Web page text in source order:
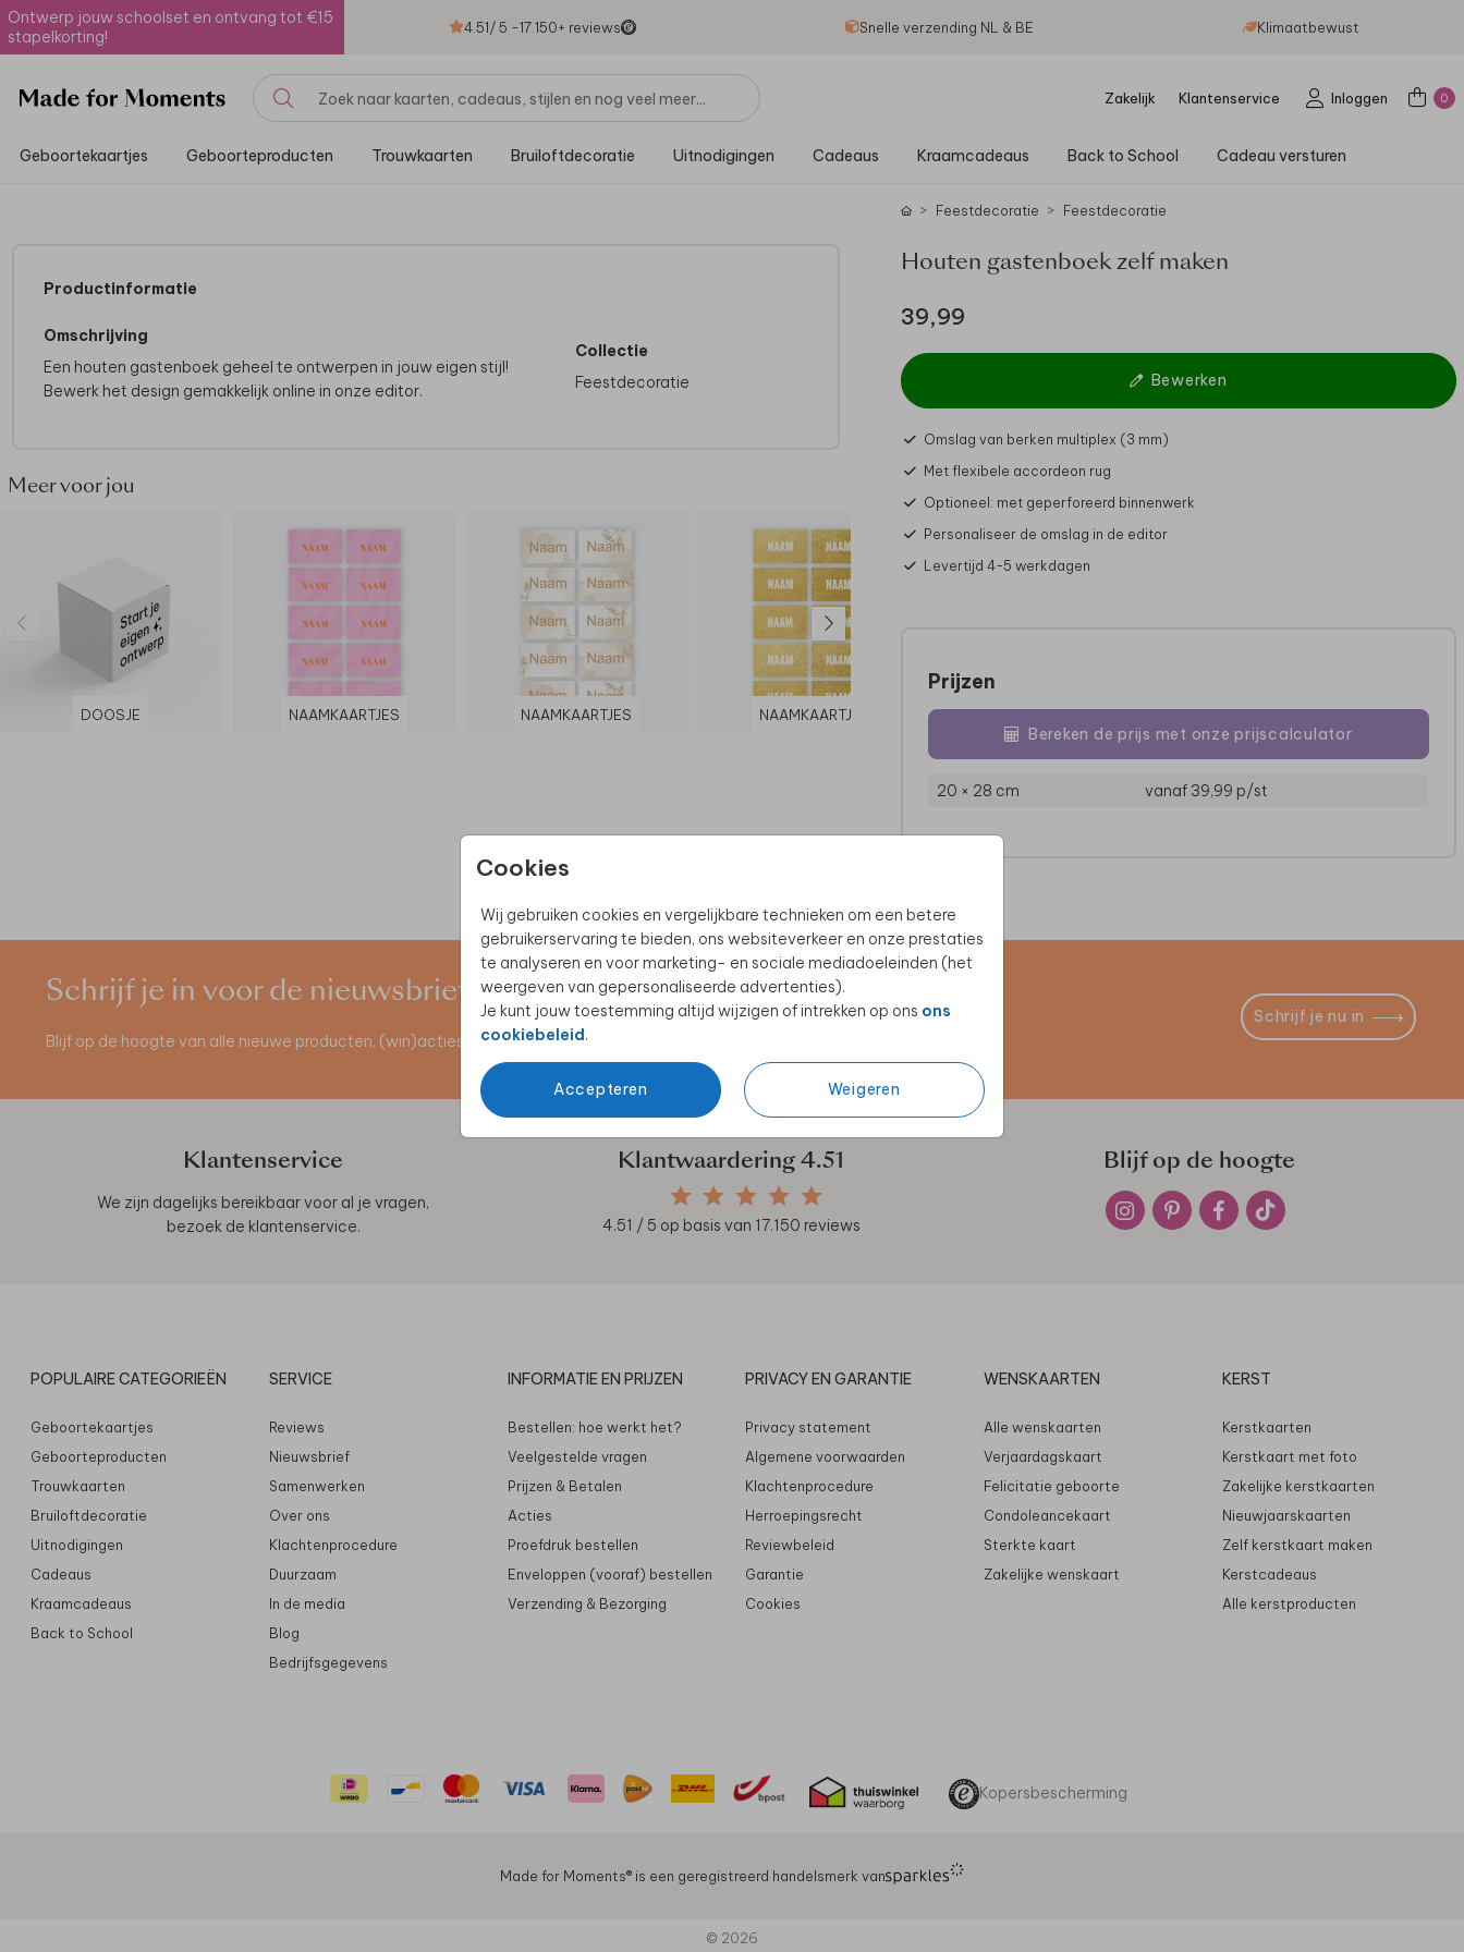
Ontwerp jouw schoolset en ontvang tot €15
stapelkorting!
4.51/ 5 -17.150+ reviews Snelle verzending NL & BE Klimaatbewust
Zakelijk Klantenservice Inloggen 0
Geboortekaartjes Geboorteproducten Trouwkaarten Bruiloftdecoratie Uitnodigingen Cadeaus Kraamcadeaus Back to School Cadeau versturen
Cookies
Wij gebruiken cookies en vergelijkbare technieken om een betere
gebruikerservaring te bieden, ons websiteverkeer en onze prestaties
te analyseren en voor marketing- en sociale mediadoeleinden (het
weergeven van gepersonaliseerde advertenties).
Je kunt jouw toestemming altijd wijzigen of intrekken op ons ons
cookiebeleid.
Accepteren Weigeren
Productinformatie
Omschrijving
Een houten gastenboek geheel te ontwerpen in jouw eigen stijl!
Bewerk het design gemakkelijk online in onze editor.
Collectie
Feestdecoratie
Meer voor jou
DOOSJE NAAMKAARTJES NAAMKAARTJES NAAMKAARTJE NAAMKAARTJES ENVELOPPENDOOS
Feestdecoratie Feestdecoratie
Houten gastenboek zelf maken
39,99
Bewerken
Omslag van berken multiplex (3 mm)
Met flexibele accordeon rug
Optioneel: met geperforeerd binnenwerk
Personaliseer de omslag in de editor
Levertijd 4-5 werkdagen
Prijzen
Bereken de prijs met onze prijscalculator
20 × 28 cm vanaf 39,99 p/st
Schrijf je in voor de nieuwsbrief
Blijf op de hoogte van alle nieuwe producten, (win)acties en unieke samenwerkingen!
Schrijf je nu in
Klantenservice
We zijn dagelijks bereikbaar voor al je vragen,
bezoek de klantenservice.
Klantwaardering4.51
4.51 / 5 op basis van 17.150 reviews
Blijf op de hoogte
POPULAIRE CATEGORIEËN
Geboortekaartjes
Geboorteproducten
Trouwkaarten
Bruiloftdecoratie
Uitnodigingen
Cadeaus
Kraamcadeaus
Back to School
SERVICE
Reviews
Nieuwsbrief
Samenwerken
Over ons
Klachtenprocedure
Duurzaam
In de media
Blog
Bedrijfsgegevens
INFORMATIE EN PRIJZEN
Bestellen: hoe werkt het?
Veelgestelde vragen
Prijzen & Betalen
Acties
Proefdruk bestellen
Enveloppen (vooraf) bestellen
Verzending & Bezorging
PRIVACY EN GARANTIE
Privacy statement
Algemene voorwaarden
Klachtenprocedure
Herroepingsrecht
Reviewbeleid
Garantie
Cookies
WENSKAARTEN
Alle wenskaarten
Verjaardagskaart
Felicitatie geboorte
Condoleancekaart
Sterkte kaart
Zakelijke wenskaart
KERST
Kerstkaarten
Kerstkaart met foto
Zakelijke kerstkaarten
Nieuwjaarskaarten
Zelf kerstkaart maken
Kerstcadeaus
Alle kerstproducten
Kopersbescherming
Made for Moments®️ is een geregistreerd handelsmerk van
© 2026